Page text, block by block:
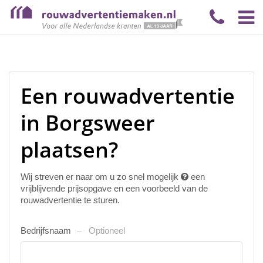
Een rouwadvertentie
in Borgsweer
plaatsen?
Wij streven er naar om u zo snel mogelijk
een
vrijblijvende prijsopgave en een voorbeeld van de
rouwadvertentie te sturen.
Bedrijfsnaam Optioneel